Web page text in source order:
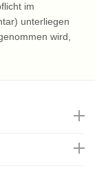
im
unterliegen
wird,